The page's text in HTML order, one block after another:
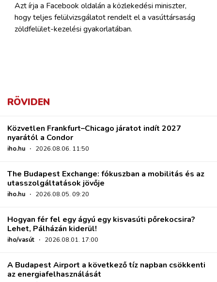
Azt írja a Facebook oldalán a közlekedési miniszter,
hogy teljes felülvizsgálatot rendelt el a vasúttársaság
zöldfelület-kezelési gyakorlatában.
RÖVIDEN
Közvetlen Frankfurt–Chicago járatot indít 2027
nyarától a Condor
iho.hu · 2026.08.06. 11:50
The Budapest Exchange: fókuszban a mobilitás és az
utasszolgáltatások jövője
iho.hu · 2026.08.05. 09:20
Hogyan fér fel egy ágyú egy kisvasúti pőrekocsira?
Lehet, Pálházán kiderül!
iho/vasút · 2026.08.01. 17:00
A Budapest Airport a következő tíz napban csökkenti
az energiafelhasználását